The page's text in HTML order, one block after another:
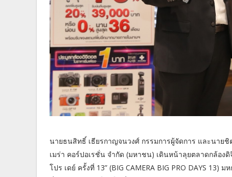
นายธนสิทธิ์ เธียรกาญจนวงศ์ กรรมการผู้จัดการ และนาย
เมร่า คอร์ปอเรชั่น จำกัด (มหาชน) เดินหน้าลุยตลาดกล้อง
โปร เดย์ ครั้งที่ 13” (BIG CAMERA BIG PRO DAYS